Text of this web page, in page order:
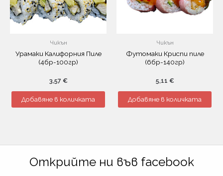
Чикън
Урамаки Калифорния Пиле
(4бр-100гр)
3,57 €
Добавяне в количката
Чикън
Футомаки Криспи пиле
(6бр-140гр)
5,11 €
Добавяне в количката
Открийте ни във facebook